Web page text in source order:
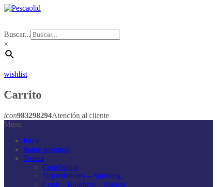
Buscar...
×
wishlist
Carrito
icon983298294Atención al cliente
Menu
Inicio
Sobre nosotros
Tienda
Carpfishing
Depredadores – Spinning
Coup – Boloñesa – Inglesa